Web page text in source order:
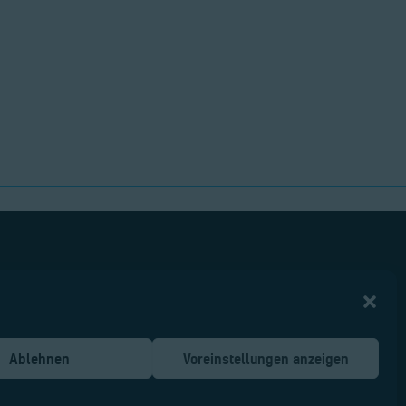
Ablehnen Voreinstellungen anzeigen